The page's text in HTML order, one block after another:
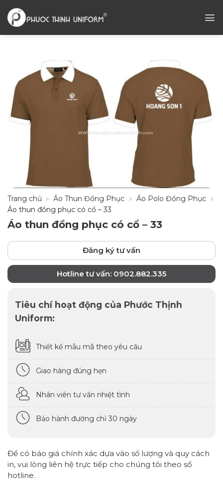
đến
Trang chủ » Áo Thun Đồng Phục » Áo Polo Đồng Phục »
Áo thun đồng phục có cổ – 33
Áo thun đồng phục có cổ – 33
Đăng ký tư vấn
Hotline tư vấn: 0902.882.335
Tiêu chí hoạt động của Phước Thịnh
Uniform:
Thiết kế mẫu mã theo yêu cầu
Giao hàng đúng hẹn
Nhân viên tư vấn nhiệt tình
Bảo hành đường chỉ 30 ngày
Để có báo giá chính xác dựa vào số lượng và quy cách
in, vui lòng liên hệ trực tiếp cho chúng tôi theo số
hotline.